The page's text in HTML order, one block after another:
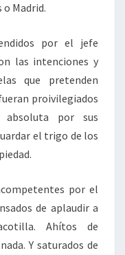
Madrid.
por el jefe
las intenciones y
que pretenden
proivilegiados
absoluta por sus
el trigo de los
por el
de aplaudir a
Ahítos de
Y saturados de